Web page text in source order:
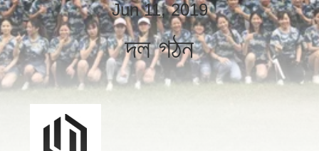
নিয়ন্ত্রণ
যোগাযোগ
করুন
Jun 11, 2019
দল গঠন